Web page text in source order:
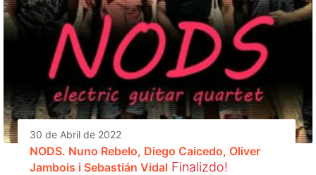
30 de Abril de 2022
NODS. Nuno Rebelo, Diego Caicedo, Oliver
Jambois i Sebastián Vidal Finalizdo!